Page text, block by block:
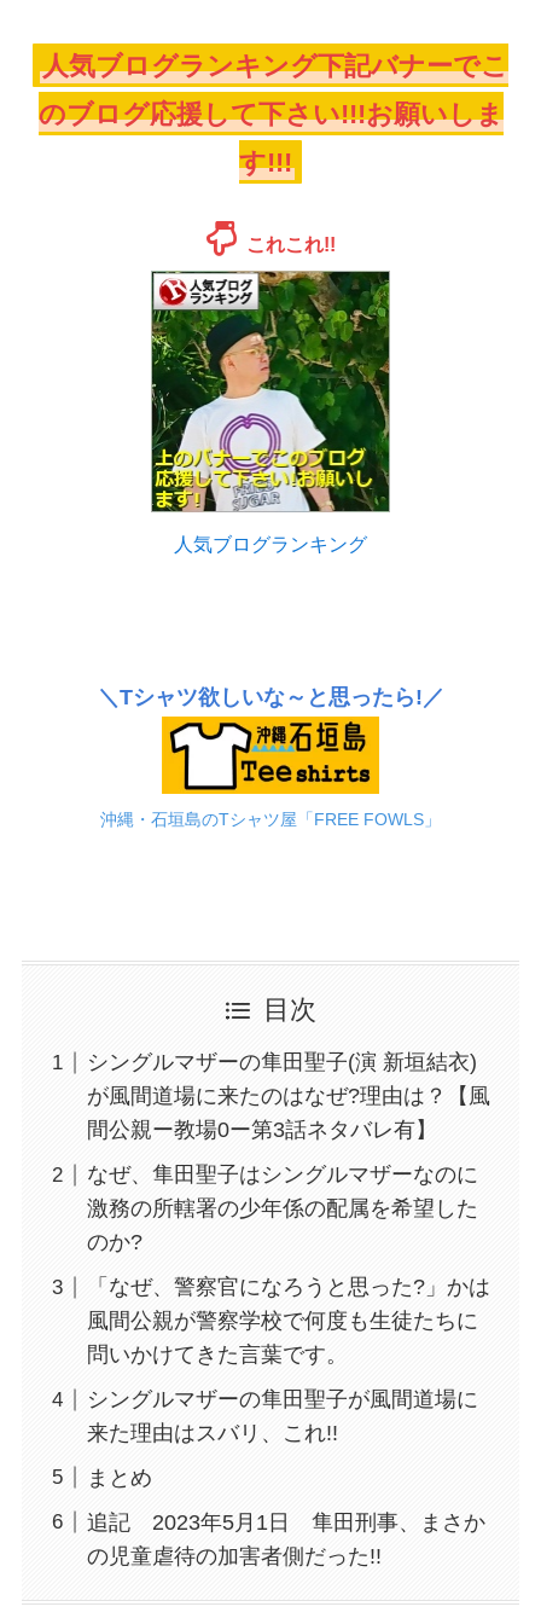
人気ブログランキング下記バナーでこ
のブログ応援して下さい!!!お願いしま
す!!!
これこれ!!
人気ブログランキング
＼Tシャツ欲しいな～と思ったら!／
沖縄・石垣島のTシャツ屋「FREE FOWLS」
目次
シングルマザーの隼田聖子(演 新垣結衣)
が風間道場に来たのはなぜ?理由は？【風
間公親ー教場0ー第3話ネタバレ有】
なぜ、隼田聖子はシングルマザーなのに
激務の所轄署の少年係の配属を希望した
のか?
「なぜ、警察官になろうと思った?」かは
風間公親が警察学校で何度も生徒たちに
問いかけてきた言葉です。
シングルマザーの隼田聖子が風間道場に
来た理由はスバリ、これ!!
まとめ
追記 2023年5月1日 隼田刑事、まさか
の児童虐待の加害者側だった!!